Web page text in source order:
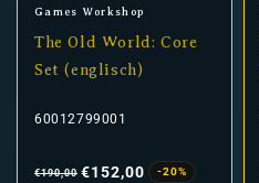
Anbieter:
Games Workshop
The Old World: Core
Set (englisch)
60012799001
Preis
€190,00 €152,00
-20%